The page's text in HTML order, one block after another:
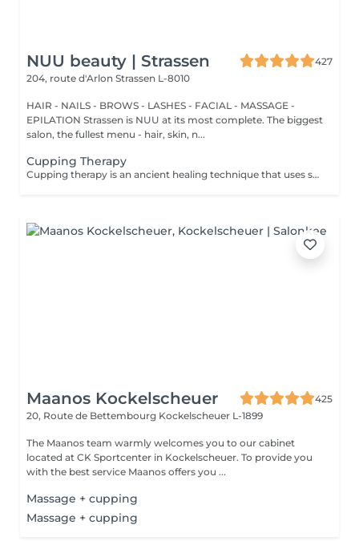
NUU beauty | Strassen
427
204, route d'Arlon Strassen L-8010
HAIR - NAILS - BROWS - LASHES - FACIAL - MASSAGE -
EPILATION Strassen is NUU at its most complete. The biggest
salon, the fullest menu - hair, skin, n...
Cupping Therapy
Cupping therapy is an ancient healing technique that uses special cups to create gentle suction on the skin. This suction promotes blood flow, relieves muscle tension, reduces inflammation, and supports deep relaxation. The treatment can help release toxins, improve circulation, and ease chronic pain or stiffness. *Please note that cupping therapy could just be added to a massage service with includes back massage.
Maanos Kockelscheuer
425
20, Route de Bettembourg Kockelscheuer L-1899
The Maanos team warmly welcomes you to our cabinet
located at CK Sportcenter in Kockelscheuer. To provide you
with the best service Maanos offers you ...
Massage + cupping
Massage + cupping